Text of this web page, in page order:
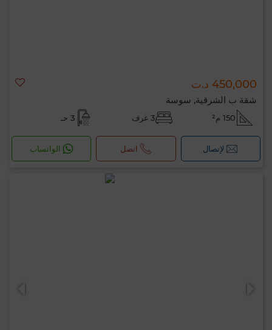
450,000 د.ت
شقة ب الشرقية, سوسة
150 م² 3 غرف 3 حـ
لإتصال اتصل الواتساب